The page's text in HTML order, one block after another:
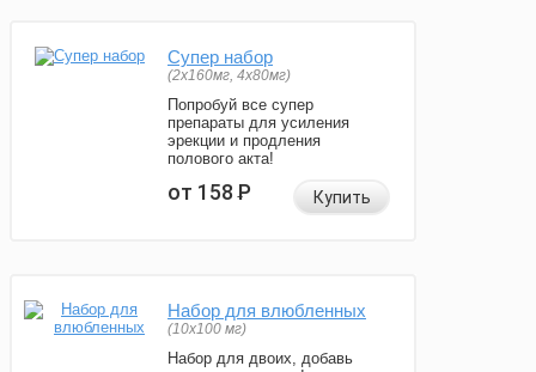
Супер набор
(2х160мг, 4х80мг)
Попробуй все супер
препараты для усиления
эрекции и продления
полового акта!
от 158Р Купить
Набор для влюбленных
(10х100 мг)
Набор для двоих, добавь